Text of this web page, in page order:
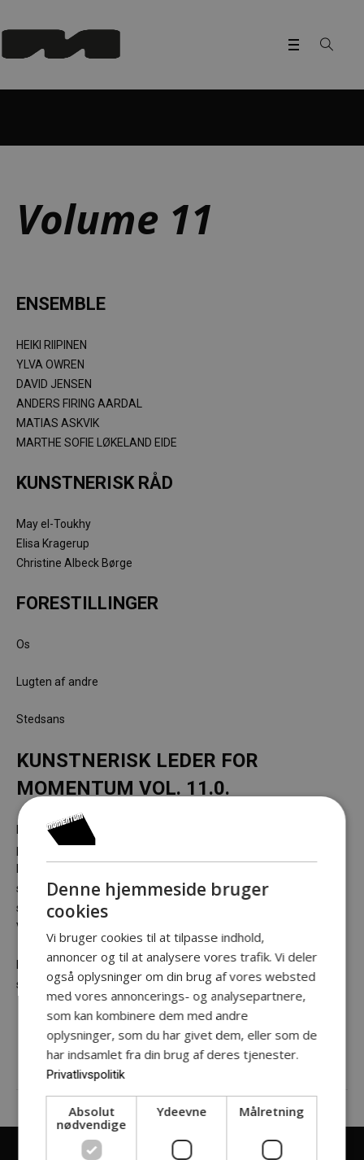
Volume 11
ENSEMBLE
HEIKI RIIPINEN
YLVA OWREN
DAVID JENSEN
ANDERS FIRING AARDAL
MATIAS ASKVIK
MARTHE SOFIE LØKELAND EIDE
KUNSTNERISK RÅD
May el-Toukhy
Elisa Kragerup
Christine Albeck Børge
FORESTILLINGER
Os
Lugten af andre
Stedsans
KUNSTNERISK LEDER FOR
MOMENTUM VOL. 11.0.
Nordisk scenekunstkollektiv by Proxy. For første gang
præsenterede Momentum med Vol 11 et teaterkollektiv som
som Stop Being Poor, the YOU! signal, og Escape the Universe,
som også alle blev genopsat på Momentum i forbindelse med
Vol 11 udover de tre nyproduktioner.
Efter Vol 11 er by Proxy på residency på Teater Freiburg i
sæsonen 2018/2019.
Denne hjemmeside bruger
cookies
Vi bruger cookies til at tilpasse indhold,
annoncer og til at analysere vores trafik. Vi deler
også oplysninger om din brug af vores websted
med vores annoncerings- og analysepartnere,
som kan kombinere dem med andre
oplysninger, som du har givet dem, eller som de
har indsamlet fra din brug af deres tjenester.
Privatlivspolitik
Absolut
nødvendige
Ydeevne Målretning